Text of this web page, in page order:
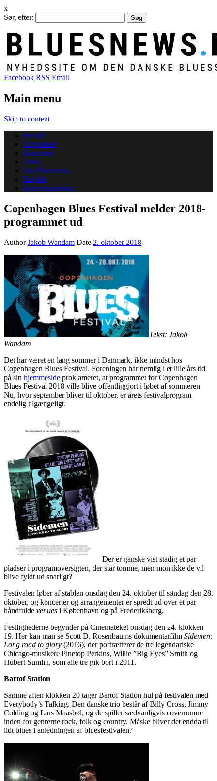
x
Søg efter:
Facebook RSS Email
Main menu
Skip to content
Forside
Udgivelser
Koncerter
Links
Om Bluesnews
English
Koncertkalender
Copenhagen Blues Festival melder 2018-
programmet ud
AuthorJakob Wandam Date 2. oktober 2018
Tekst: Jakob
Wandam
Det har været en lang sommer i Danmark, ikke mindst hos
Copenhagen Blues Festival. Foreningen har nemlig i et lille års tid
på sin hjemmeside proklameret, at programmet for Copenhagen
Blues Festival 2018 ville blive offentliggjort i løbet af sommeren.
Nu, hvor september bliver til oktober, er årets festivalprogram
endelig tilgængeligt.
Der er ganske vist stadig et par
pladser i programoversigten, der står tomme, men mon ikke de vil
blive fyldt ud snarligt?
Festivalen løber af stablen onsdag den 24. oktober til søndag den 28.
oktober, og koncerter og arrangementer er spredt ud over et par
håndfulde venues i København og på Frederiksberg.
Festlighederne begynder på Cinemateket onsdag den 24. klokken
19. Her kan man se Scott D. Rosenbaums dokumentarfilm Sidemen:
Long road to glory (2016), der portrætterer de tre legendariske
Chicago-musikere Pinetop Perkins, Willie ”Big Eyes” Smith og
Hubert Sumlin, som alle tre gik bort i 2011.
Bartof Station
Samme aften klokken 20 tager Bartof Station hul på festivalen med
Everybody’s Talking. Den danske trio består af Billy Cross, Jimmy
Colding og Lars Maasbøl, og de spiller sædvanligvis covernumre
inden for genrerne rock, folk og country. Måske bliver det endda til
lidt blues i anledningen af bluesfestivalen?